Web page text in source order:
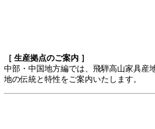
［ 生産拠点のご案内 ］
中部・中国地方編では、飛騨高山家具産
地の伝統と特性をご案内いたします。